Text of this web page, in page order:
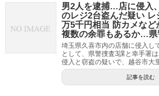
男2人を逮捕…店に侵入
のレジ2台盗んだ疑い レ
万5千円相当 防カメなど
複数の余罪もあるか…県
埼玉県久喜市内の店舗に侵入し
として、県警捜査3課と幸手署
侵入と窃盗の疑いで、越谷市大
記事を読む